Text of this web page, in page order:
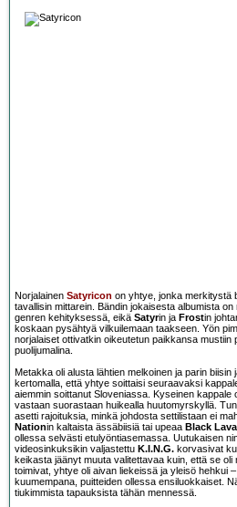
Norjalainen Satyricon on yhtye, jonka merkitystä
tavallisin mittarein. Bändin jokaisesta albumista
genren kehityksessä, eikä Satyrin ja Frostin
koskaan pysähtyä vilkuilemaan taakseen. Yön
norjalaiset ottivatkin oikeutetun paikkansa mustiin
puolijumalina.
Metakka oli alusta lähtien melkoinen ja parin biisin
kertomalla, että yhtye soittaisi seuraavaksi
aiemmin soittanut Sloveniassa. Kyseinen kappale
vastaan suorastaan huikealla huutomyrskyllä.
asetti rajoituksia, minkä johdosta settilistaan ei
Nationin kaltaista ässäbiisiä tai upeaa Black Lava
ollessa selvästi etulyöntiasemassa. Uutukaisen
videosinkuksikin valjastettu K.I.N.G. korvasivat
keikasta jäänyt muuta valitettavaa kuin, että se oli
toimivat, yhtye oli aivan liekeissä ja yleisö hehkui
kuumempana, puitteiden ollessa ensiluokkaiset.
tiukimmista tapauksista tähän mennessä.